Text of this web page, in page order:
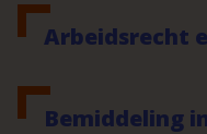
Arbeidsrecht
Bemiddeling